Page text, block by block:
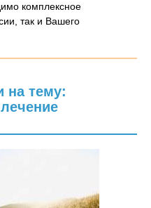
комплексное
так и Вашего
на тему: